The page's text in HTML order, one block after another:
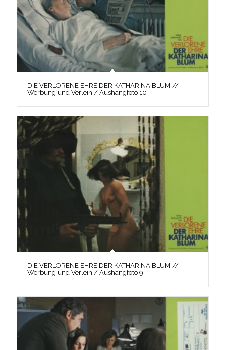
DIE VERLORENE EHRE DER KATHARINA BLUM //
Werbung und Verleih / Aushangfoto 10
DIE VERLORENE EHRE DER KATHARINA BLUM //
Werbung und Verleih / Aushangfoto 9